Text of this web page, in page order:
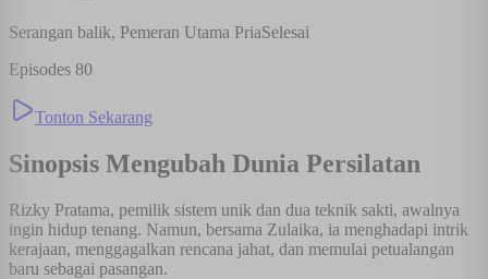
Serangan balik, Pemeran Utama PriaSelesai
Episodes 80
Tonton Sekarang
Sinopsis Mengubah Dunia Persilatan
Rizky Pratama, pemilik sistem unik dan dua teknik sakti, awalnya
ingin hidup tenang. Namun, bersama Zulaika, ia menghadapi intrik
kerajaan, menggagalkan rencana jahat, dan memulai petualangan
baru sebagai pasangan.